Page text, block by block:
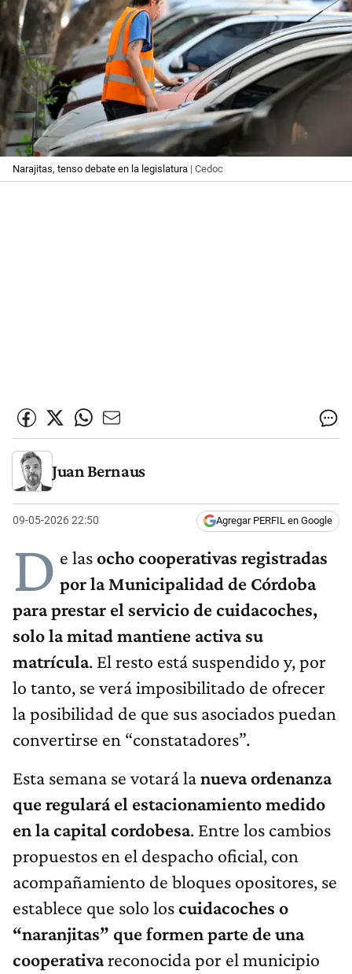
Narajitas, tenso debate en la legislatura | Cedoc
Juan Bernaus
09-05-2026 22:50 Agregar PERFIL en Google
D e lasocho cooperativas registradas
por la Municipalidad de Córdoba
para prestar el servicio de cuidacoches,
solo la mitad mantiene activa su
matrícula. El resto está suspendido y, por
lo tanto, se verá imposibilitado de ofrecer
la posibilidad de que sus asociados puedan
convertirse en “constatadores”.
Esta semana se votará lanueva ordenanza
que regulará el estacionamiento medido
en la capital cordobesa. Entre los cambios
propuestos en el despacho oficial, con
acompañamiento de bloques opositores, se
establece que solo loscuidacoches o
“naranjitas” que formen parte de una
cooperativareconocida por el municipio